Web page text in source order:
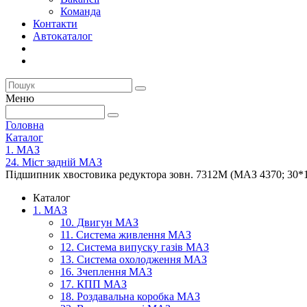
Команда
Контакти
Автокаталог
Меню
Головна
Каталог
1. МАЗ
24. Міст задній МАЗ
Підшипник хвостовика редуктора зовн. 7312М (МАЗ 4370;
Каталог
1. МАЗ
10. Двигун МАЗ
11. Система живлення МАЗ
12. Система випуску газів МАЗ
13. Система охолодження МАЗ
16. Зчеплення МАЗ
17. КПП МАЗ
18. Роздавальна коробка МАЗ